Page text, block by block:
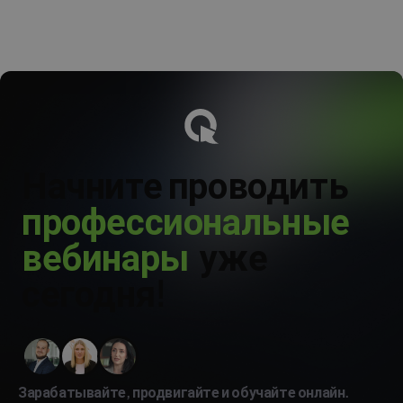
Начните проводить
профессиональные
вебинары уже
сегодня!
Зарабатывайте, продвигайте и обучайте онлайн.